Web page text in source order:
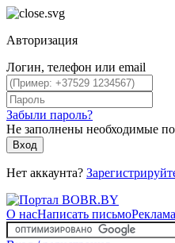
Авторизация
Логин, телефон или email
Забыли пароль?
Не заполнены необходимые
Вход
Нет аккаунта?
О насНаписать письмо